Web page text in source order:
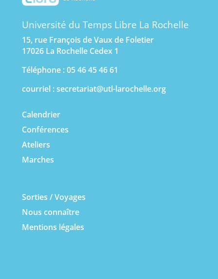
Université du Temps Libre La Rochelle
15, rue François de Vaux de Foletier
17026 La Rochelle Cedex 1
Téléphone : 05 46 45 46 61
courriel :secretariat@utl-larochelle.org
Calendrier
Conférences
Ateliers
Marches
Sorties / Voyages
Nous connaître
Mentions légales